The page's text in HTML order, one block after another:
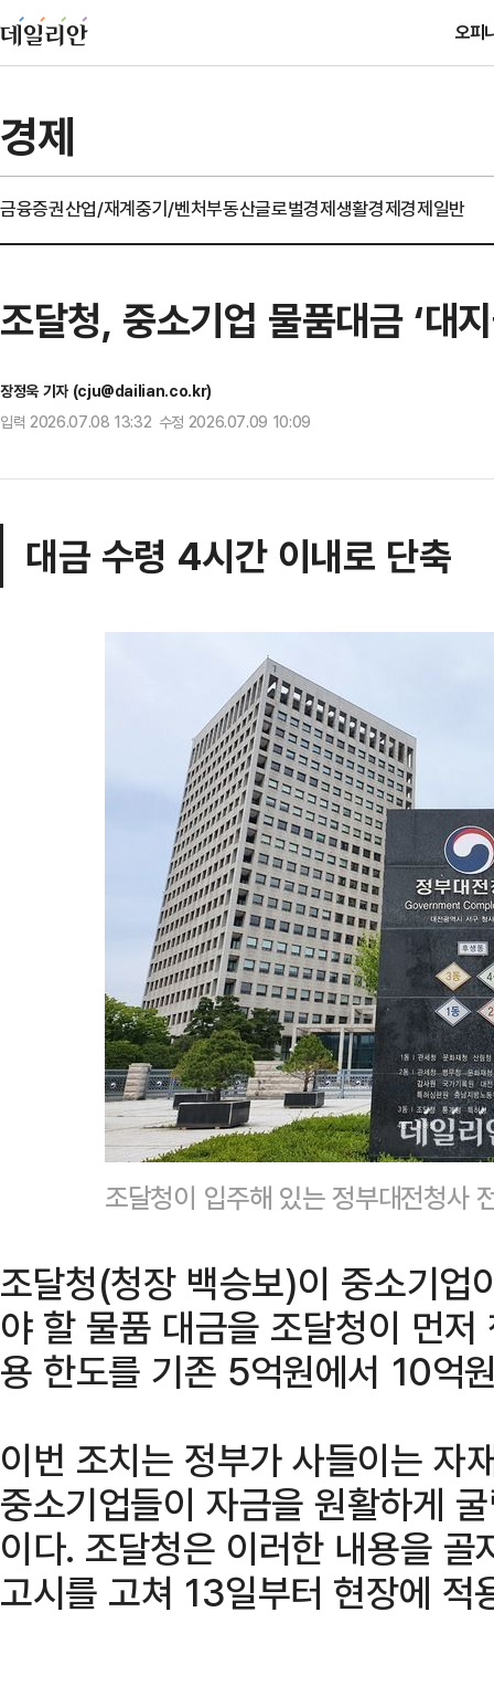
오피
경제
금융증권산업/재계중기/벤처부동산글로벌경제생활경제경제일반
조달청, 중소기업 물품대금 ‘대
장정욱 기자 (cju@dailian.co.kr)
입력 2026.07.08 13:32 수정 2026.07.09 10:09
대금 수령 4시간 이내로 단축
조달청이 입주해 있는 정부대전청
조달청(청장 백승보)이 중소기업
야 할 물품 대금을 조달청이 먼저
용 한도를 기존 5억원에서 10억
이번 조치는 정부가 사들이는 자
중소기업들이 자금을 원활하게
이다. 조달청은 이러한 내용을 골
고시를 고쳐 13일부터 현장에 적